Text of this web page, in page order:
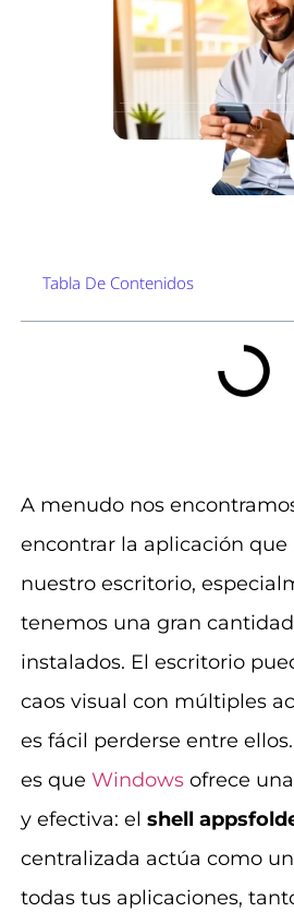
Tabla De Contenidos
A menudo nos
encontrar la aplicación que
nuestro escritorio,
tenemos una gran
instalados. El escritorio
caos visual con múltiples
es fácil perderse entre
es que Windowsofrece
y efectiva: el shell
centralizada actúa como
todas tus aplicaciones,